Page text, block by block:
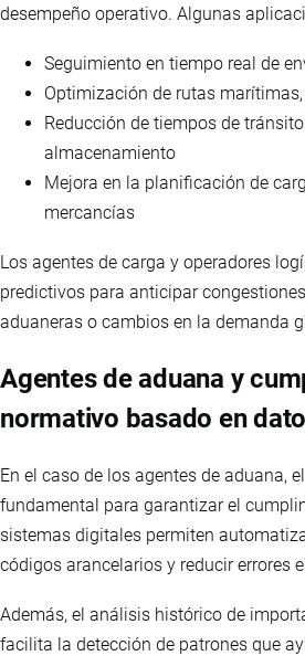
desempeño operativo. Algunas
Seguimiento en tiempo real de
Optimización de rutas
Reducción de tiempos de
almacenamiento
Mejora en la planificación de
mercancías
Los agentes de carga y operadores
predictivos para anticipar
aduaneras o cambios en la demanda
Agentes de aduana y
normativo basado en
En el caso de los agentes de aduana,
fundamental para garantizar el
sistemas digitales permiten
códigos arancelarios y reducir errores
Además, el análisis histórico de
facilita la detección de patrones que